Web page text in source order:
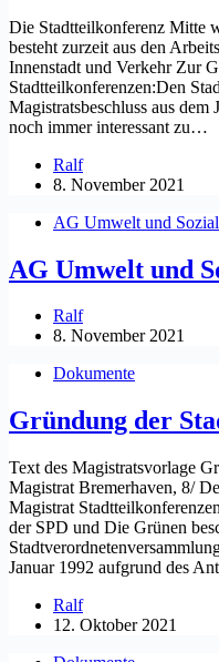
Die Stadtteilkonferenz Mitte
besteht zurzeit aus den
Innenstadt und Verkehr Zur
Stadtteilkonferenzen:Den
Magistratsbeschluss aus dem
noch immer interessant zu…
Ralf
8. November 2021
AG Umwelt und
AG Umwelt und
Ralf
8. November 2021
Dokumente
Gründung der
Text des Magistratsvorlage
Magistrat Bremerhaven, 8/
Magistrat
der SPD und Die Grünen
Januar 1992 aufgrund des
Ralf
12. Oktober 2021